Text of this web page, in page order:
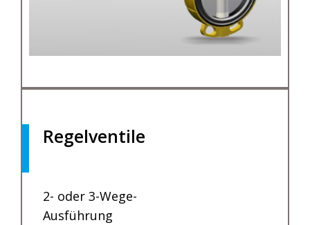
Regelventile
2- oder 3-Wege-
Ausführung